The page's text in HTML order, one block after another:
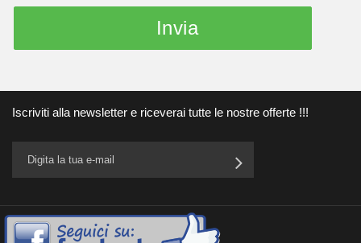
Invia
Iscriviti alla newsletter e riceverai tutte le nostre offerte !!!